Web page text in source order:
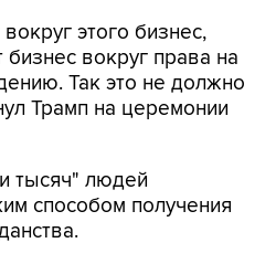
этого бизнес,
вокруг права на
Так это не должно
Трамп на церемонии
тысяч" людей
способом получения